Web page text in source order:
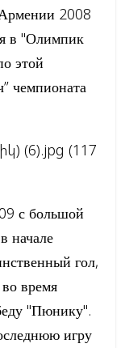
2008
в "Олимпик
этой
чемпионата
с большой
начале
гол,
время
"Пюнику".
игру